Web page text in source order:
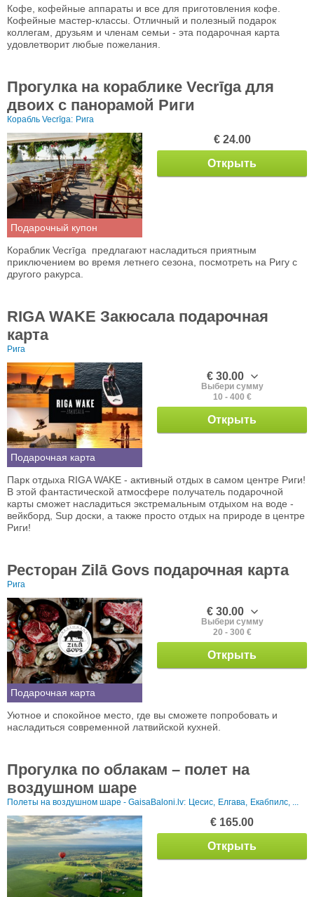
Кофе, кофейные аппараты и все для приготовления кофе.
Кофейные мастер-классы. Отличный и полезный подарок
коллегам, друзьям и членам семьи - эта подарочная карта
удовлетворит любые пожелания.
Прогулка на кораблике Vecrīgа для
двоих с панорамой Риги
Корабль Vecrīga: Рига
Подарочный купон
€ 24.00
Открыть
Кораблик Vecrīga предлагают насладиться приятным
приключением во время летнего сезона, посмотреть на Ригу с
другого ракурса.
RIGA WAKE Закюсала подарочная
карта
Рига
Подарочная карта
€ 30.00
Выбери сумму
10 - 400 €
Открыть
Парк отдыха RIGA WAKE - активный отдых в самом центре Риги!
В этой фантастической атмосфере получатель подарочной
карты сможет насладиться экстремальным отдыхом на воде -
вейкборд, Sup доски, а также просто отдых на природе в центре
Риги!
Ресторан Zilā Govs подарочная карта
Рига
Подарочная карта
€ 30.00
Выбери сумму
20 - 300 €
Открыть
Уютное и спокойное место, где вы сможете попробовать и
насладиться современной латвийской кухней.
Прогулка по облакам – полет на
воздушном шаре
Полеты на воздушном шаре - GaisaBaloni.lv: Цесис, Елгава, Екабпилс, ...
€ 165.00
Открыть